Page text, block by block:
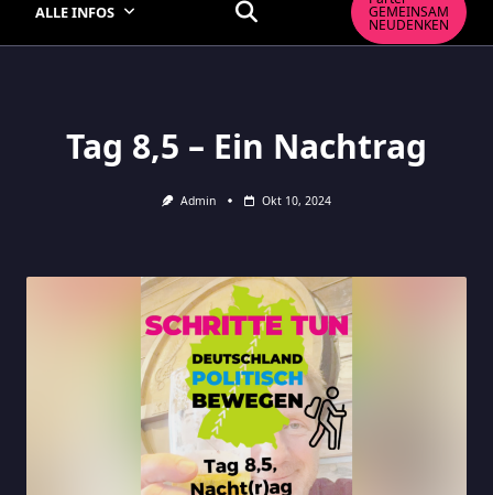
ALLE INFOS GEMEINSAM
NEUDENKEN
Tag 8,5 – Ein Nachtrag
Admin Okt 10, 2024